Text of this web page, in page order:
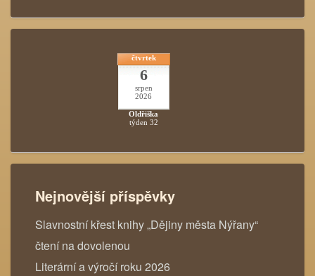
čtvrtek
6
srpen
2026
Oldřiška
týden 32
Nejnovější příspěvky
Slavnostní křest knihy „Dějiny města Nýřany“
čtení na dovolenou
Literární a výročí roku 2026